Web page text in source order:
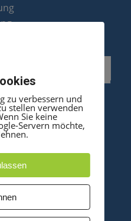
zu verbessern und
stellen verwenden
Sie keine
Servern möchte,